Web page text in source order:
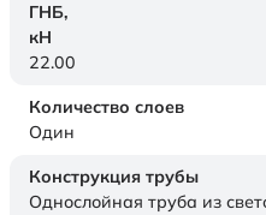
ГНБ,
кН
22.00
Количество слоев
Один
Конструкция трубы
Однослойная труба из